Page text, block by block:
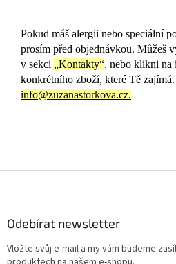
Pokud máš alergii nebo speciální
prosím před objednávkou. Můžeš
v sekci „Kontakty“, nebo klikni na
konkrétního zboží, které Tě
info@zuzanastorkova.cz.
Odebírat newsletter
Vložte svůj e-mail a my vám budeme